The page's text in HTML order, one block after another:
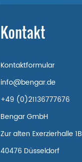
Kontakt
Kontaktformular
info@bengar.de
+49 (0)21136777676
Bengar GmbH
Zur alten Exerzierhalle 1B
40476 Düsseldorf